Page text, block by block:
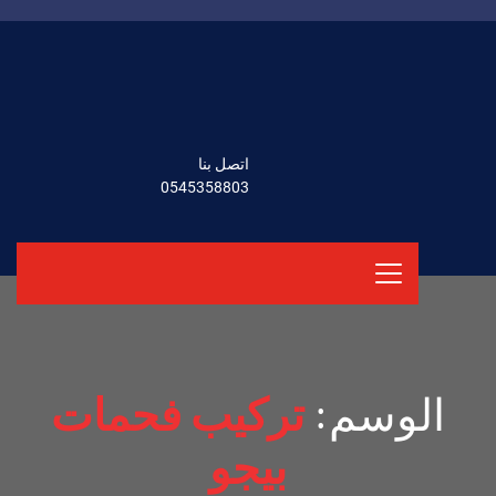
اتصل بنا
0545358803
الوسم:تركيب فحمات
بيجو